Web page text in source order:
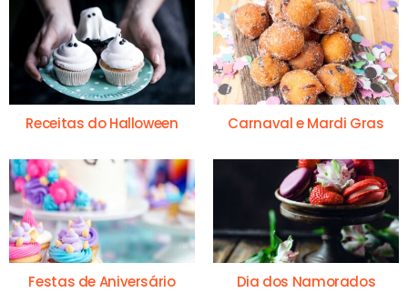
Receitas do Halloween Carnaval e Mardi Gras
Festas de Aniversário Dia dos Namorados